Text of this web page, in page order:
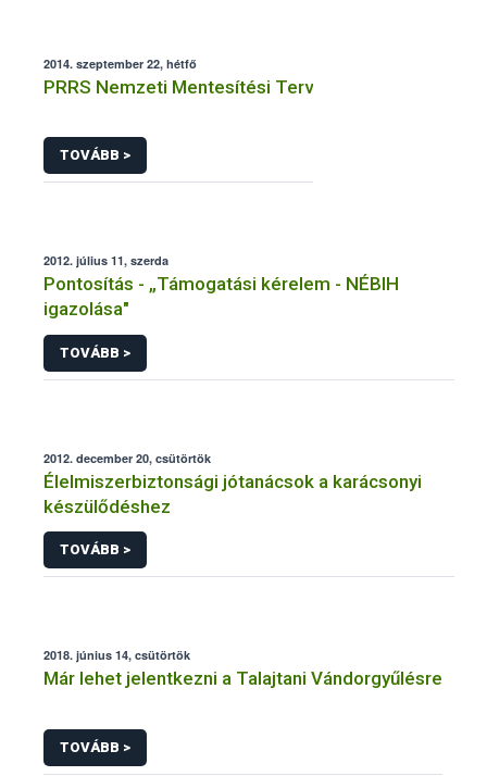
2014. szeptember 22, hétfő
PRRS Nemzeti Mentesítési Terv
TOVÁBB >
2012. július 11, szerda
Pontosítás - „Támogatási kérelem - NÉBIH
igazolása"
TOVÁBB >
2012. december 20, csütörtök
Élelmiszerbiztonsági jótanácsok a karácsonyi
készülődéshez
TOVÁBB >
2018. június 14, csütörtök
Már lehet jelentkezni a Talajtani Vándorgyűlésre
TOVÁBB >